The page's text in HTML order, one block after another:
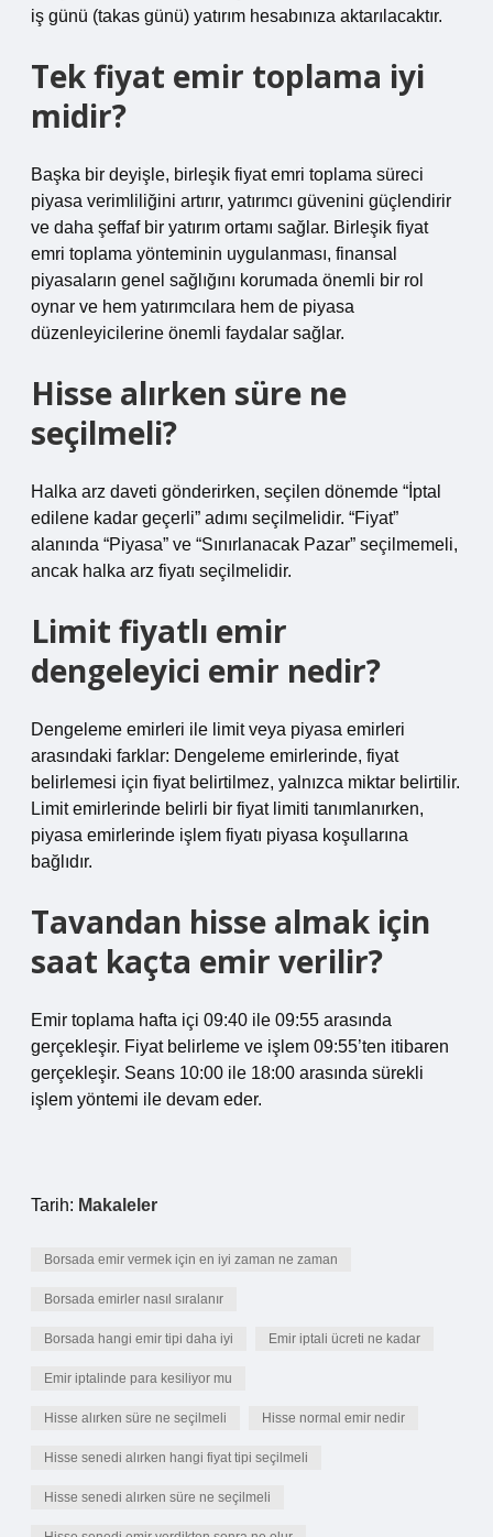
iş günü (takas günü) yatırım hesabınıza aktarılacaktır.
Tek fiyat emir toplama iyi
midir?
Başka bir deyişle, birleşik fiyat emri toplama süreci
piyasa verimliliğini artırır, yatırımcı güvenini güçlendirir
ve daha şeffaf bir yatırım ortamı sağlar. Birleşik fiyat
emri toplama yönteminin uygulanması, finansal
piyasaların genel sağlığını korumada önemli bir rol
oynar ve hem yatırımcılara hem de piyasa
düzenleyicilerine önemli faydalar sağlar.
Hisse alırken süre ne
seçilmeli?
Halka arz daveti gönderirken, seçilen dönemde “İptal
edilene kadar geçerli” adımı seçilmelidir. “Fiyat”
alanında “Piyasa” ve “Sınırlanacak Pazar” seçilmemeli,
ancak halka arz fiyatı seçilmelidir.
Limit fiyatlı emir
dengeleyici emir nedir?
Dengeleme emirleri ile limit veya piyasa emirleri
arasındaki farklar: Dengeleme emirlerinde, fiyat
belirlemesi için fiyat belirtilmez, yalnızca miktar belirtilir.
Limit emirlerinde belirli bir fiyat limiti tanımlanırken,
piyasa emirlerinde işlem fiyatı piyasa koşullarına
bağlıdır.
Tavandan hisse almak için
saat kaçta emir verilir?
Emir toplama hafta içi 09:40 ile 09:55 arasında
gerçekleşir. Fiyat belirleme ve işlem 09:55’ten itibaren
gerçekleşir. Seans 10:00 ile 18:00 arasında sürekli
işlem yöntemi ile devam eder.
Tarih: Makaleler
Borsada emir vermek için en iyi zaman ne zaman
Borsada emirler nasıl sıralanır
Borsada hangi emir tipi daha iyi Emir iptali ücreti ne kadar
Emir iptalinde para kesiliyor mu
Hisse alırken süre ne seçilmeli Hisse normal emir nedir
Hisse senedi alırken hangi fiyat tipi seçilmeli
Hisse senedi alırken süre ne seçilmeli